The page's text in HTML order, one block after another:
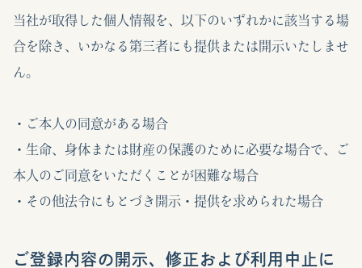
当社が取得した個人情報を、以下のいずれかに該当する場
合を除き、いかなる第三者にも提供または開示いたしませ
ん。
・ご本人の同意がある場合
・生命、身体または財産の保護のために必要な場合で、ご
本人のご同意をいただくことが困難な場合
・その他法令にもとづき開示・提供を求められた場合
ご登録内容の開示、修正および利用中止に